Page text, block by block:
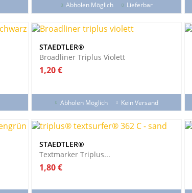
Abholen Möglich Lieferbar
STAEDTLER®
Broadliner Triplus Violett
Preis
1,20 €
Abholen Möglich Kein Versand
STAEDTLER®
Textmarker Triplus...
Preis
1,80 €